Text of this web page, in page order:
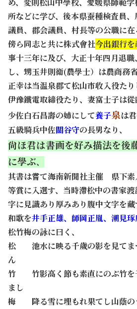
め、変則松山中學校、愛媛県師範
所などに学び、後本県蚕種検査員
議員、郡会議員、村長等の公職に在
傍ら同志と共に株式會社今出銀行を
事十三年に及び、大正十年四月退
し、甥玉井則衛(農學士）は農商務
正幸は当温泉郡て松山市收入役た
伊豫鐵電取締役たり、妻富士子は
少佐白石昌壽の姉にして養子泉は
五級騎兵中佐關谷守の長男なり、
尙ほ君は書画を好み描法を後
に學ぶ、
其書は嘗て海南新聞社主催 県下素
等賞に入選す、 当時滯松中の書家渡
字に見識あり厚みあり腹中文字を藏
和歌を井手正雄、師岡正胤、潮見琢
松竹梅の詠に曰く、
松 池水に映る千歲の影を見てま
ん
竹 竹影高く節も素直にのぶ竹
まし
梅 降る雪に埋もれ果てし山蔭の